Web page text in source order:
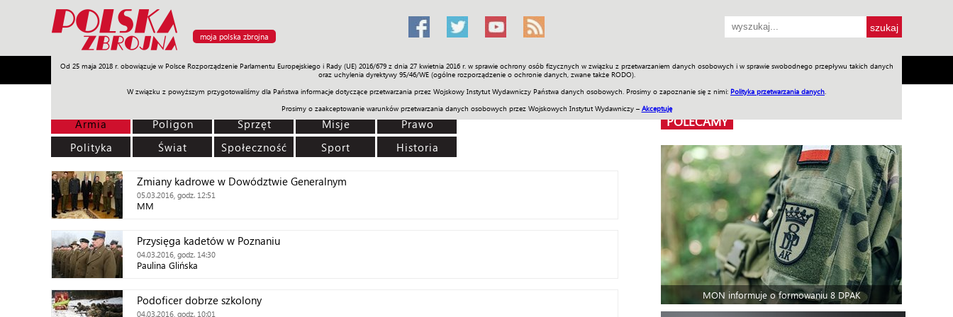
moja polska zbrojna
Od 25 maja 2018 r. obowiązuje w Polsce Rozporządzenie Parlamentu Europejskiego i Rady (UE) 2016/679 z dnia 27 kwietnia 2016 r. w sprawie ochrony osób fizycznych w związku z przetwarzaniem danych osobowych i w sprawie swobodnego przepływu takich danych
oraz uchylenia dyrektywy 95/46/WE (ogólne rozporządzenie o ochronie danych, zwane także RODO).
W związku z powyższym przygotowaliśmy dla Państwa informacje dotyczące przetwarzania przez Wojskowy Instytut Wydawniczy Państwa danych osobowych. Prosimy o zapoznanie się z nimi: Polityka przetwarzania danych
Prosimy o zaakceptowanie warunków przetwarzania danych osobowych przez Wojskowych Instytut Wydawniczy – Akceptuję
Armia Poligon Sprzęt Misje Polityka Prawo Świat Społeczność Sport Historia Galerie Wideo ENGLISH SKLEP Jednodniówki Praca w WIW
Armia Poligon Sprzęt Misje
Prawo
Polityka
Świat Społeczność Sport Historia
Zmiany kadrowe w Dowództwie Generalnym
05.03.2016, godz. 12:51
MM
Przysięga kadetów w Poznaniu
04.03.2016, godz. 14:30
Paulina Glińska
Podoficer dobrze szkolony
04.03.2016, godz. 10:01
POLECAMY
MON informuje o formowaniu 8 DPAK